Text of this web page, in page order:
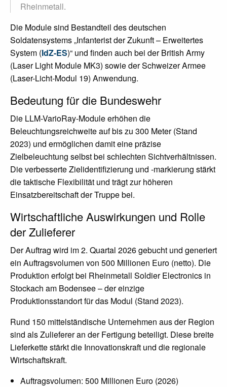
Rheinmetall.
Die Module sind Bestandteil des deutschen
Soldatensystems „Infanterist der Zukunft – Erweitertes
System (IdZ-ES)“ und finden auch bei der British Army
(Laser Light Module MK3) sowie der Schweizer Armee
(Laser-Licht-Modul 19) Anwendung.
Bedeutung für die Bundeswehr
Die LLM-VarioRay-Module erhöhen die
Beleuchtungsreichweite auf bis zu 300 Meter (Stand
2023) und ermöglichen damit eine präzise
Zielbeleuchtung selbst bei schlechten Sichtverhältnissen.
Die verbesserte Zielidentifizierung und -markierung stärkt
die taktische Flexibilität und trägt zur höheren
Einsatzbereitschaft der Truppe bei.
Wirtschaftliche Auswirkungen und Rolle
der Zulieferer
Der Auftrag wird im 2. Quartal 2026 gebucht und generiert
ein Auftragsvolumen von 500 Millionen Euro (netto). Die
Produktion erfolgt bei Rheinmetall Soldier Electronics in
Stockach am Bodensee – der einzige
Produktionsstandort für das Modul (Stand 2023).
Rund 150 mittelständische Unternehmen aus der Region
sind als Zulieferer an der Fertigung beteiligt. Diese breite
Lieferkette stärkt die Innovationskraft und die regionale
Wirtschaftskraft.
Auftragsvolumen: 500 Millionen Euro (2026)